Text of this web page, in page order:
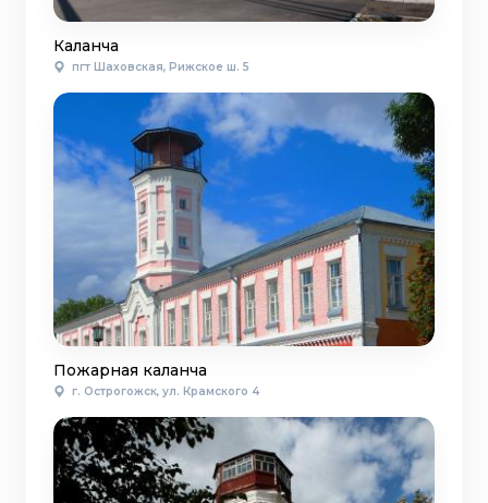
Каланча
пгт Шаховская, Рижское ш. 5
Пожарная каланча
г. Острогожск, ул. Крамского 4